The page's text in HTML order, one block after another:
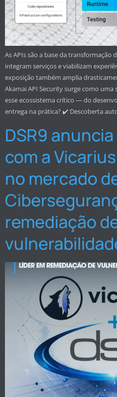
As APIs são a base da transformação
integram serviços e viabilizam
exposição também amplia
Akamai API Security surge como
esse ecossistema crítico — do
entrega na prática? ✔️ Descoberta
DSR9
com a
no mercado
remediação